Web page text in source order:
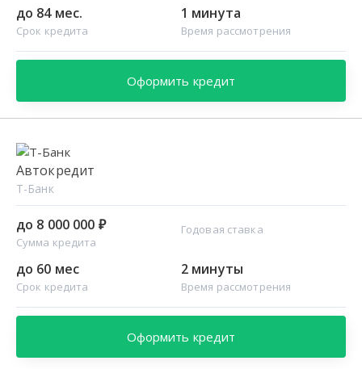
до 84 мес.
Срок кредита
1 минута
Время рассмотрения
Оформить кредит
Автокредит
Т-Банк
до 8 000 000 ₽
Сумма кредита
Годовая ставка
до 60 мес
Срок кредита
2 минуты
Время рассмотрения
Оформить кредит